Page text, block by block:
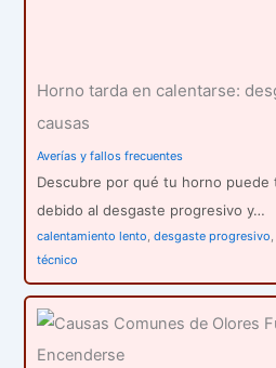
Horno tarda en calentarse:
causas
Averías y fallos frecuentes
Descubre por qué tu horno puede
debido al desgaste progresivo y…
calentamiento lento ,desgaste progresivo
técnico